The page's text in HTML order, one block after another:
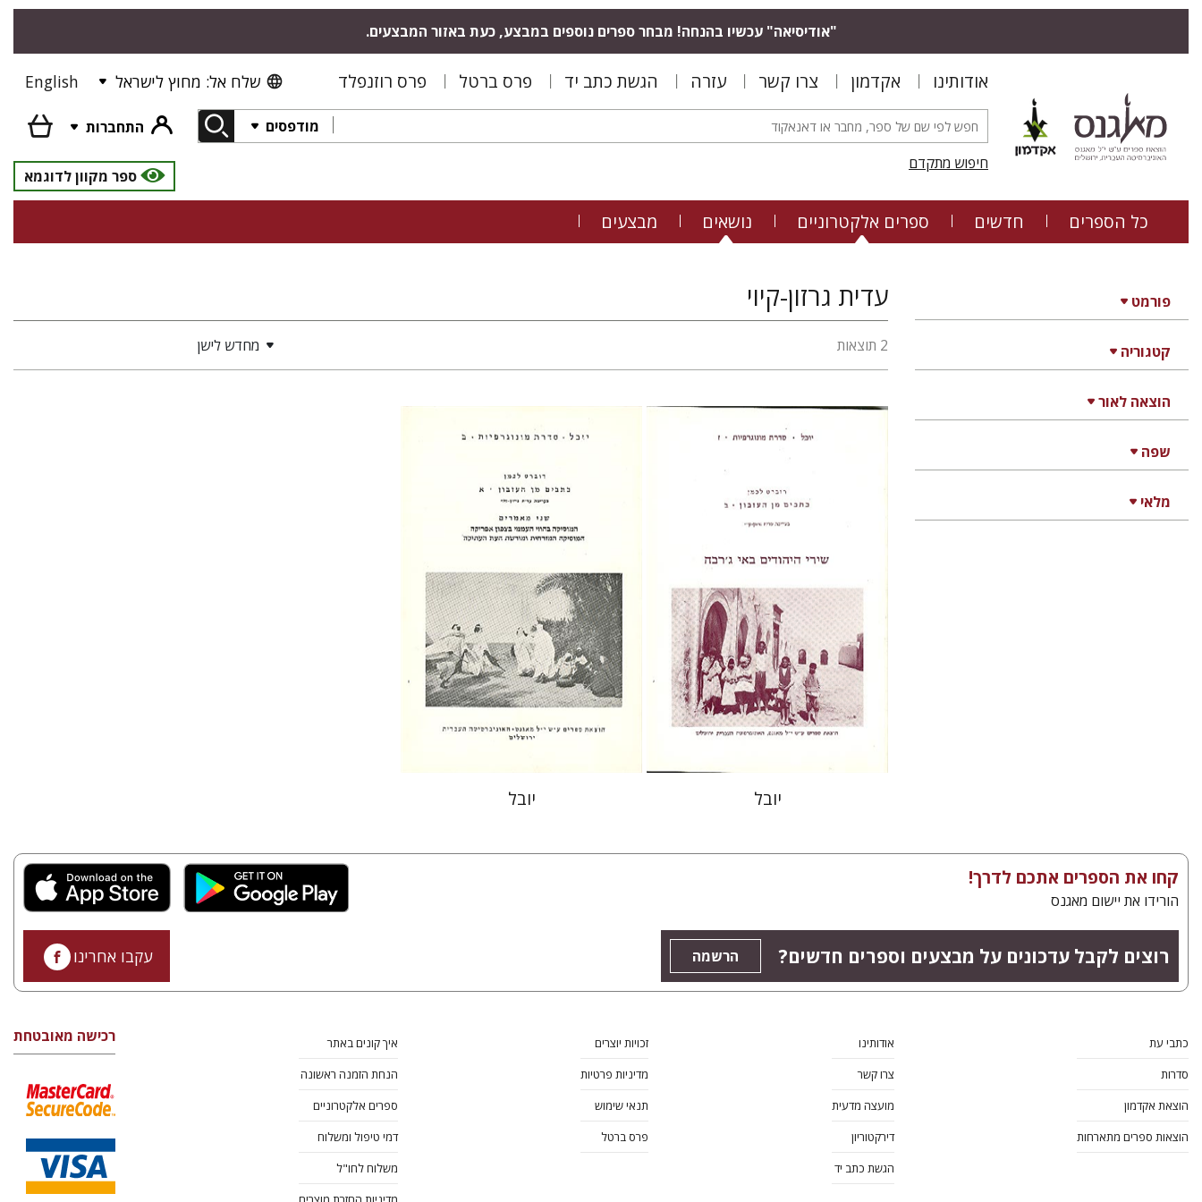
"אודיסיאה" עכשיו בהנחה! מבחר ספרים נוספים במבצע, כעת באזור המבצעים.
אודותינו אקדמון צרו קשר עזרה הגשת כתב יד פרס ברטל פרס רוזנפלד שלח אל: מחוץ לישראל English
מודפסים
התחברות
חיפוש מתקדם
ספר מקוון לדוגמא
כל הספרים חדשים ספרים אלקטרוניים נושאים מבצעים
פורמט
קטגוריה
הוצאה לאור
שפה
מלאי
עדית גרזון-קיוי
2 תוצאות מחדש לישן
עדית גרזון-קיוי
יובל
רוברט לכמן
עדית גרזון-קיוי
הנחת אתר ספר מודפס
$8
יובל
קחו את הספרים אתכם לדרך!
הורידו את יישום מאגנס
רוצים לקבל עדכונים על מבצעים וספרים חדשים? הרשמה עקבו אחרינו
כתבי עת
סדרות
הוצאת אקדמון
הוצאות ספרים מתארחות
אודותינו
צרו קשר
מועצה מדעית
דירקטוריון
הגשת כתב יד
זכויות יוצרים
מדיניות פרטיות
תנאי שימוש
פרס ברטל
איך קונים באתר
הנחת הזמנה ראשונה
ספרים אלקטרוניים
דמי טיפול ומשלוח
משלוח לחו"ל
רכישה מאובטחת